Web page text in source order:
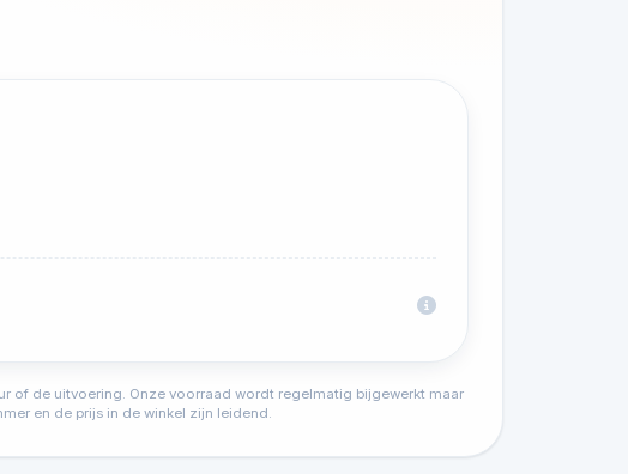
of de uitvoering. Onze voorraad wordt regelmatig bijgewerkt maar
en de prijs in de winkel zijn leidend.